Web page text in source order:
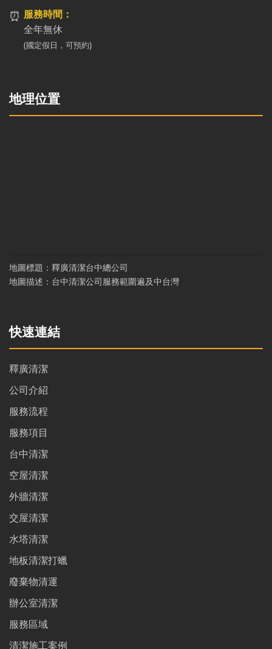
⏰ 服務時間：
全年無休
(國定假日，可預約)
地理位置
地圖標題：釋廣清潔台中總公司
地圖描述：台中清潔公司服務範圍遍及中台灣
快速連結
釋廣清潔
公司介紹
服務流程
服務項目
台中清潔
空屋清潔
外牆清潔
交屋清潔
水塔清潔
地板清潔打蠟
廢棄物清運
辦公室清潔
服務區域
清潔施工案例